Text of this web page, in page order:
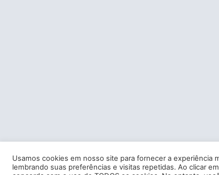
Usamos cookies em nosso site para fornecer a experiência
lembrando suas preferências e visitas repetidas. Ao clicar